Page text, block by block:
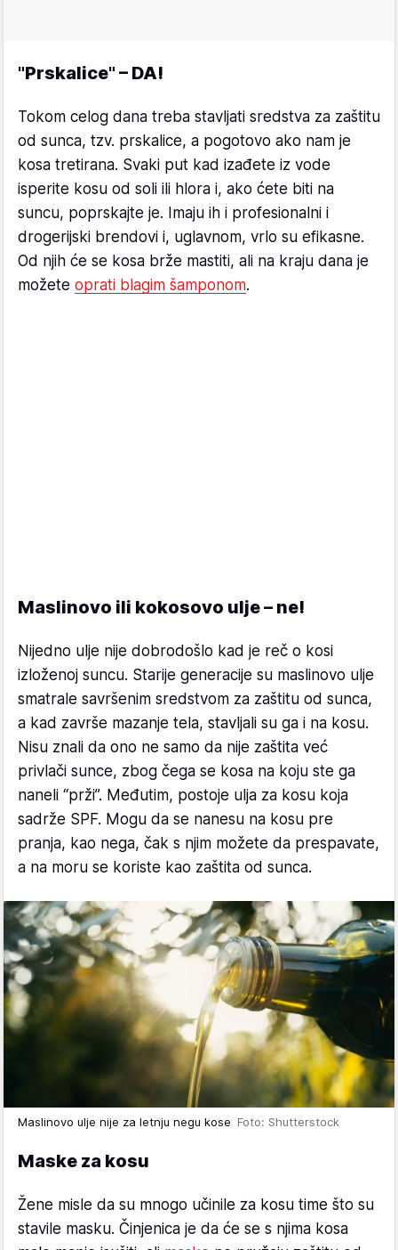
"Prskalice" – DA!
Tokom celog dana treba stavljati sredstva za zaštitu
od sunca, tzv. prskalice, a pogotovo ako nam je
kosa tretirana. Svaki put kad izađete iz vode
isperite kosu od soli ili hlora i, ako ćete biti na
suncu, poprskajte je. Imaju ih i profesionalni i
drogerijski brendovi i, uglavnom, vrlo su efikasne.
Od njih će se kosa brže mastiti, ali na kraju dana je
možete oprati blagim šamponom.
Maslinovo ili kokosovo ulje – ne!
Nijedno ulje nije dobrodošlo kad je reč o kosi
izloženoj suncu. Starije generacije su maslinovo ulje
smatrale savršenim sredstvom za zaštitu od sunca,
a kad završe mazanje tela, stavljali su ga i na kosu.
Nisu znali da ono ne samo da nije zaštita već
privlači sunce, zbog čega se kosa na koju ste ga
naneli “prži”. Međutim, postoje ulja za kosu koja
sadrže SPF. Mogu da se nanesu na kosu pre
pranja, kao nega, čak s njim možete da prespavate,
a na moru se koriste kao zaštita od sunca.
Maslinovo ulje nije za letnju negu kose Foto: Shutterstock
Maske za kosu
Žene misle da su mnogo učinile za kosu time što su
stavile masku. Činjenica je da će se s njima kosa